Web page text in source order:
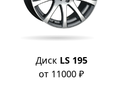
Диск LS 195
от 11000 ₽